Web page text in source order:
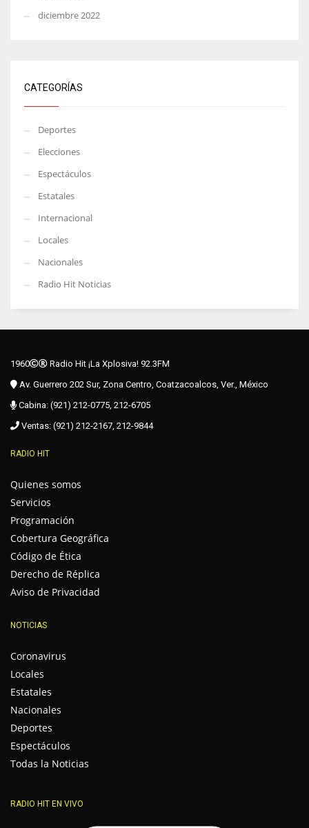
diciembre 2022
CATEGORÍAS
Deportes
Elecciones
Espectáculos
Estatales
Internacional
Locales
Nacionales
Radio Hit Noticias
1960
Radio Hit ¡La Xplosiva! 92.3FM
Av. Guerrero 202 Sur, Zona Centro, Coatzacoalcos, Ver., México
Cabina: (921) 212-0775, 212-6705
Ventas: (921) 212-2167, 212-9844
RADIO HIT
Quienes somos
Servicios
Programación
Cobertura Geográfica
Código de Ética
Derecho de Réplica
Aviso de Privacidad
NOTICIAS
Coronavirus
Locales
Estatales
Nacionales
Deportes
Espectáculos
Todas la Noticias
RADIO HIT EN VIVO